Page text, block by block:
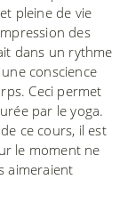
pleine de vie
des
dans un rythme
conscience
Ceci permet
par le yoga.
ce cours, il est
le moment ne
aimeraient